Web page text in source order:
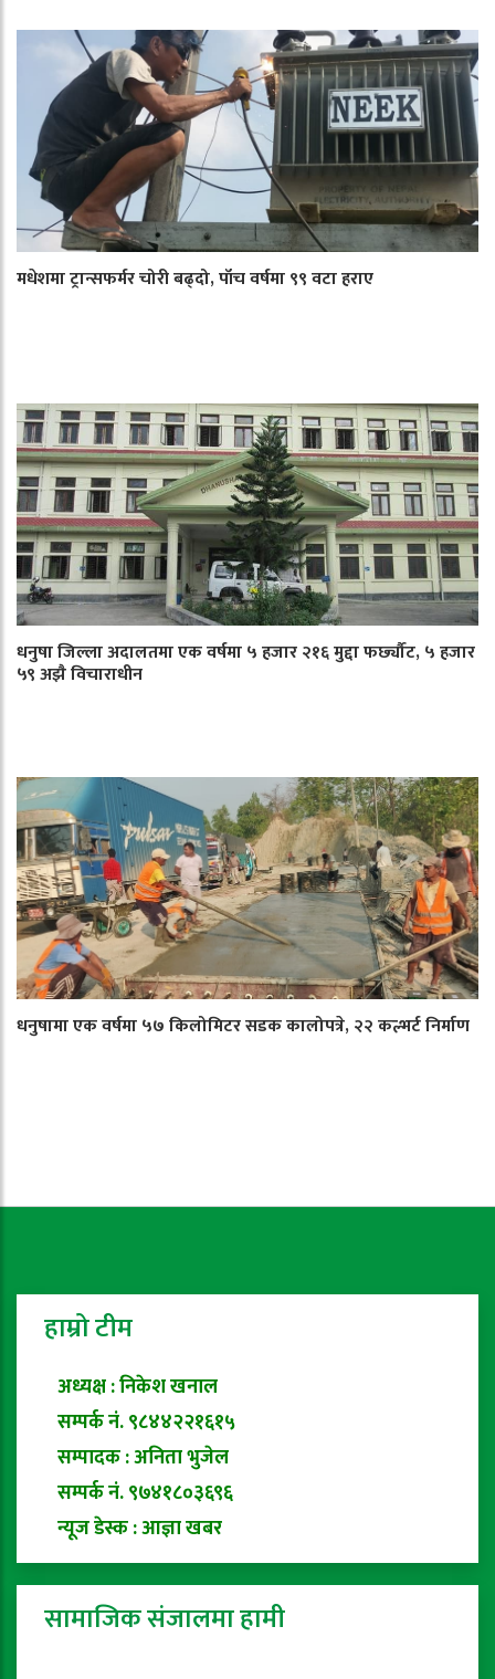
मधेशमा ट्रान्सफर्मर चोरी बढ्दो, पाँच वर्षमा ९९ वटा हराए
धनुषा जिल्ला अदालतमा एक वर्षमा ५ हजार २१६ मुद्दा फर्छ्यौट, ५ हजार
५९ अझै विचाराधीन
धनुषामा एक वर्षमा ५७ किलोमिटर सडक कालोपत्रे, २२ कल्भर्ट निर्माण
हाम्रो टीम
अध्यक्ष : निकेश खनाल
सम्पर्क नं. ९८४४२२१६१५
सम्पादक : अनिता भुजेल
सम्पर्क नं. ९७४१८०३६९६
न्यूज डेस्क : आज्ञा खबर
सामाजिक संजालमा हामी